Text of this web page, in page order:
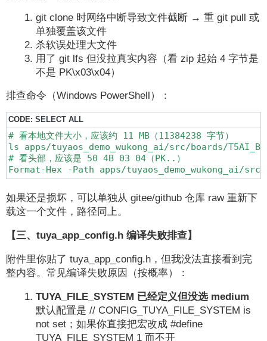
git clone 时网络中断导致文件截断 → 重 git pull 或
单独覆盖该文件
杀软误处理大文件
用了 git lfs 但没拉真实内容（看 zip 起始 4 字节是
不是 PK\x03\x04）
排查命令（Windows PowerShell）：
CODE: SELECT ALL
# 看本地文件大小，应该约 11 MB（11384238 字节）
ls apps/tuyaos_demo_wukong_ai/src/boards/
# 看头部，应该是 50 4B 03 04（PK..）
Format-Hex -Path apps/tuyaos_demo_wukong_ai/
如果还是损坏，可以单独从 gitee/github 仓库 raw 重新下
载这一个文件，路径同上。
【三、tuya_app_config.h 编译失败排查】
附件里你贴了 tuya_app_config.h，但我没法直接看到完
整内容。常见编译失败原因（按概率）：
TUYA_FILE_SYSTEM 已经定义但没选 medium
默认配置是 // CONFIG_TUYA_FILE_SYSTEM is
not set；如果你直接把宏改成 #define
TUYA_FILE_SYSTEM 1 而不开